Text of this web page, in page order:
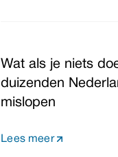
Wat als je niets
duizenden
mislopen
Lees meer